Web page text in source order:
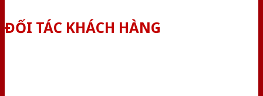
ĐỐI TÁC KHÁCH HÀNG